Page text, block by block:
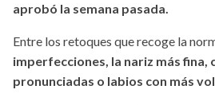
aprobó la semana pasada.
Entre los retoques que recoge la
imperfecciones, la nariz más fina,
pronunciadas o labios con más